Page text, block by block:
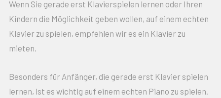
Wenn Sie gerade erst Klavierspielen lernen oder Ihren
Kindern die Möglichkeit geben wollen, auf einem echten
Klavier zu spielen, empfehlen wir es ein Klavier zu
mieten.
Besonders für Anfänger, die gerade erst Klavier spielen
lernen, ist es wichtig auf einem echten Piano zu spielen.